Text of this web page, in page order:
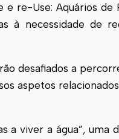
re-Use: Aquários de
à necessidade de
desafiados a
aspetos
a viver a água”,